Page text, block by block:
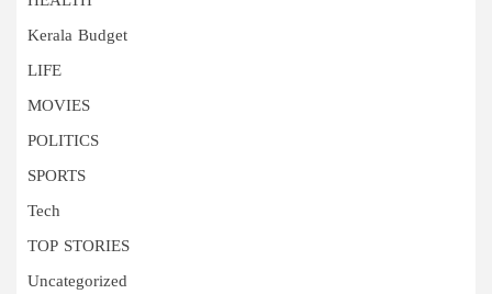
Kerala Budget
LIFE
MOVIES
POLITICS
SPORTS
Tech
TOP STORIES
Uncategorized